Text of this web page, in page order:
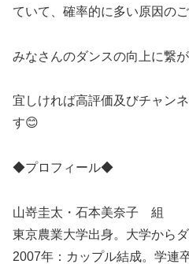
ていて、確率的に多い原因の
みなさんのダンスの向上に繋
宜しければ高評価及びチャン
す😊
◆プロフィール◆
山嵜圭太・石本美奈子 組
東京農業大学出身。大学からダ
2007年：カップル結成。学連